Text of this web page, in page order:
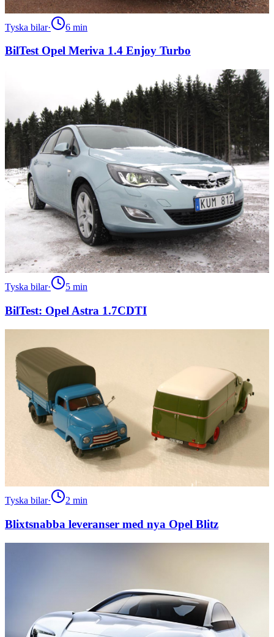
Tyska bilar· 6 min
BilTest Opel Meriva 1.4 Enjoy Turbo
Tyska bilar· 5 min
BilTest: Opel Astra 1.7CDTI
Tyska bilar· 2 min
Blixtsnabba leveranser med nya Opel Blitz